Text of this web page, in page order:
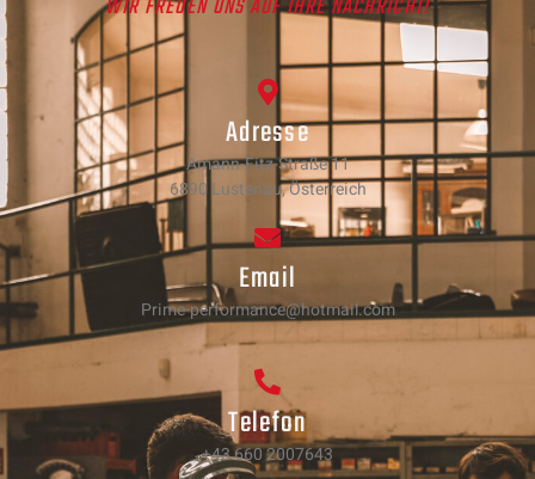
WIR FREUEN UNS AUF IHRE NACHRICHT!
Adresse
Amann-Fitz-Straße 11
6890 Lustenau, Österreich
Email
Prime-performance@hotmail.com
Telefon
+43 660 2007643